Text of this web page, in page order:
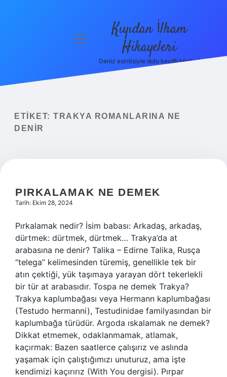
Yasal Uyarı
menüyü
Kıyıdan İlham
Hikayeleri
Deniz esintisiyle dolu keyifli bilgiler!
ETIKET: TRAKYA ROMANLARINA NE
DENIR
PIRKALAMAK NE DEMEK
Tarih: Ekim 28, 2024
Pırkalamak nedir? İsim babası: Arkadaş, arkadaş,
dürtmek: dürtmek, dürtmek… Trakya’da at
arabasına ne denir? Talika – Edirne Talika, Rusça
“telega” kelimesinden türemiş, genellikle tek bir
atın çektiği, yük taşımaya yarayan dört tekerlekli
bir tür at arabasıdır. Tospa ne demek Trakya?
Trakya kaplumbağası veya Hermann kaplumbağası
(Testudo hermanni), Testudinidae familyasından bir
kaplumbağa türüdür. Argoda ıskalamak ne demek?
Dikkat etmemek, odaklanmamak, atlamak,
kaçırmak: Bazen saatlerce çalışırız ve aslında
yaşamak için çalıştığımızı unuturuz, ama işte
kendimizi kaçırırız (With You dergisi). Pırpar